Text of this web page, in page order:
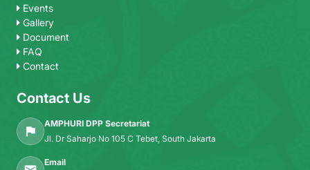
Events
Gallery
Document
FAQ
Contact
Contact Us
AMPHURI DPP Secretariat
Jl. Dr Saharjo No 105 C Tebet, South Jakarta
Email